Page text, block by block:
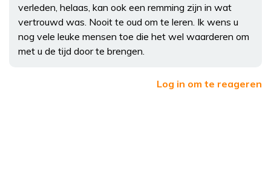
verleden, helaas, kan ook een remming zijn in wat
vertrouwd was. Nooit te oud om te leren. Ik wens u
nog vele leuke mensen toe die het wel waarderen om
met u de tijd door te brengen.
Log in om te reageren